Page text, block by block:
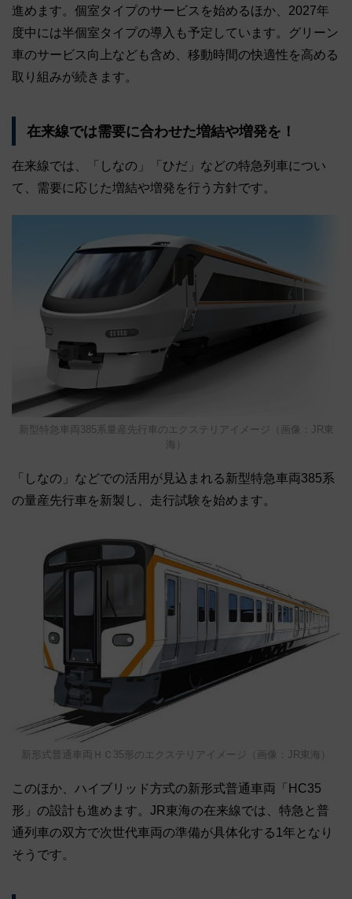
進めます。個室タイプのサービスを始めるほか、2027年
度中には半個室タイプの導入も予定しています。グリーン
車のサービス向上なども含め、移動時間の快適性を高める
取り組みが続きます。
在来線では需要に合わせた増結や増発を！
在来線では、「しなの」「ひだ」などの特急列車につい
て、需要に応じた増結や増発を行う方針です。
新型特急車両385系量産先行車のエクステリアイメージ（画像：JR東
海）
「しなの」などでの活用が見込まれる新型特急車両385系
の量産先行車を新製し、走行試験を始めます。
新形式普通車両ＨＣ35形のエクステリアイメージ（画像：JR東海）
このほか、ハイブリッド方式の新形式普通車両「HC35
形」の設計も進めます。JR東海の在来線では、特急と普
通列車の双方で次世代車両の準備が具体化する1年となり
そうです。